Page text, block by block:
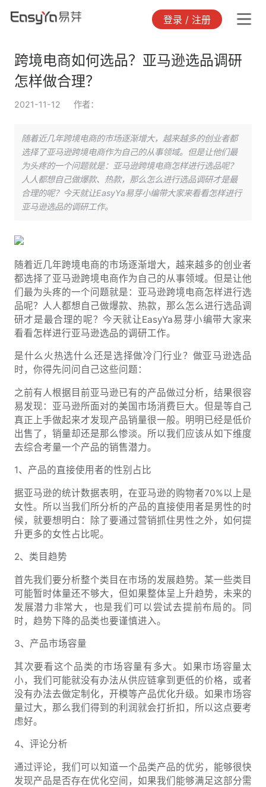
登录 / 注册
跨境电商如何选品？亚马逊选品调研
怎样做合理？
2021-11-12 作者：
随着近几年跨境电商的市场逐渐增大，越来越多的创业者都
选择了亚马逊跨境电商作为自己的从事领域。但是让他们最
为头疼的一个问题就是：亚马逊跨境电商怎样进行选品呢？
人人都想自己做爆款、热款，那么怎么进行选品调研才是最
合理的呢？今天就让EasyYa易芽小编带大家来看看怎样进行
亚马逊选品的调研工作。
随着近几年跨境电商的市场逐渐增大，越来越多的创业者
都选择了亚马逊跨境电商作为自己的从事领域。但是让他
们最为头疼的一个问题就是：亚马逊跨境电商怎样进行选
品呢？人人都想自己做爆款、热款，那么怎么进行选品调
研才是最合理的呢？今天就让EasyYa易芽小编带大家来
看看怎样进行亚马逊选品的调研工作。
是什么火热选什么还是选择做冷门行业？做亚马逊选品
时，你得先问问自己这些问题：
之前有人根据目前亚马逊已有的产品做过分析，结果很容
易发现：亚马逊所面对的美国市场消费巨大。但是等自己
真正上手做起来才发现产品销量很一般。明明已经是低价
出售了，销量却还是那么惨淡。所以我们应该从如下维度
去综合考量一个产品的销售潜力。
1、产品的直接使用者的性别占比
据亚马逊的统计数据表明，在亚马逊的购物者70%以上是
女性。所以当我们所分析的产品的直接使用者是男性的时
候，就要想明白：除了要通过营销抓住男性之外，如何提
升更多的女性占比呢。
2、类目趋势
首先我们要分析整个类目在市场的发展趋势。某一些类目
可能暂时体量还不够大，但如果整体呈上升趋势，未来的
发展潜力非常大，也是我们可以尝试去提前布局的。同
时，趋势下降的品类也要谨慎进入。
3、产品市场容量
其次要看这个品类的市场容量有多大。如果市场容量太
小，我们可能就没有办法从供应链拿到更低的价格，或者
没有办法去做定制化，开模等产品优化升级。如果市场容
量过大，那么我们得到的利润就会打折扣，所以这点要考
虑好。
4、评论分析
通过评论，我们可以知道一个品类产品的优劣，能够很快
发现产品是否存在优化空间，如果我们能够满足这部分需